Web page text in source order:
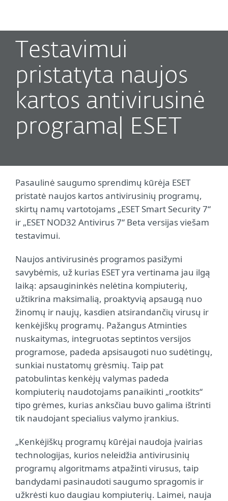
Testavimui
pristatyta naujos
kartos antivirusinė
programa| ESET
Pasaulinė saugumo sprendimų kūrėja ESET
pristatė naujos kartos antivirusinių programų,
skirtų namų vartotojams „ESET Smart Security 7“
ir „ESET NOD32 Antivirus 7“ Beta versijas viešam
testavimui.
Naujos antivirusinės programos pasižymi
savybėmis, už kurias ESET yra vertinama jau ilgą
laiką: apsaugininkės nelėtina kompiuterių,
užtikrina maksimalią, proaktyvią apsaugą nuo
žinomų ir naujų, kasdien atsirandančių virusų ir
kenkėjiškų programų. Pažangus Atminties
nuskaitymas, integruotas septintos versijos
programose, padeda apsisaugoti nuo sudėtingų,
sunkiai nustatomų grėsmių. Taip pat
patobulintas kenkėjų valymas padeda
kompiuterių naudotojams panaikinti „rootkits“
tipo grėmes, kurias anksčiau buvo galima ištrinti
tik naudojant specialius valymo įrankius.
„Kenkėjiškų programų kūrėjai naudoja įvairias
technologijas, kurios neleidžia antivirusinių
programų algoritmams atpažinti virusus, taip
bandydami pasinaudoti saugumo spragomis ir
užkrėsti kuo daugiau kompiuterių. Laimei, nauja